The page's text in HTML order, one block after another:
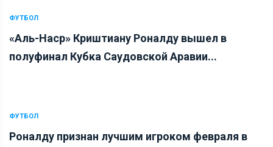
ФУТБОЛ
«Аль-Наср» Криштиану Роналду вышел в
полуфинал Кубка Саудовской Аравии...
ФУТБОЛ
Роналду признан лучшим игроком февраля в